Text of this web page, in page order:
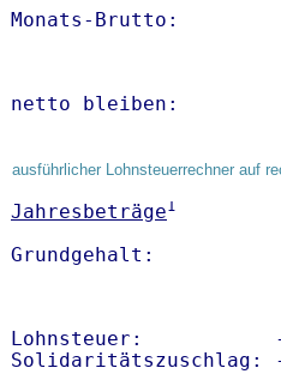
Monats-
netto bleiben:
ausführlicher Lohnsteuerrechner auf
Jahresbeträge1
Lohnsteuer:           -
Solidaritätszuschlag: